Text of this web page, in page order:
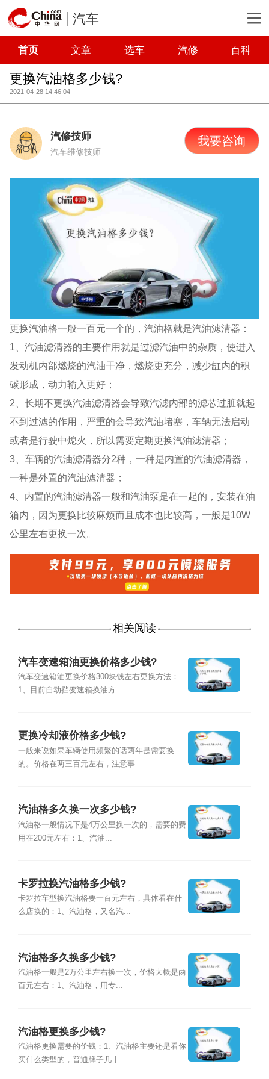
汽车
首页 文章 选车 汽修 百科
更换汽油格多少钱?
2021-04-28 14:46:04
汽修技师
汽车维修技师
我要咨询
更换汽油格一般一百元一个的，汽油格就是汽油滤清器：
1、汽油滤清器的主要作用就是过滤汽油中的杂质，使进入
发动机内部燃烧的汽油干净，燃烧更充分，减少缸内的积
碳形成，动力输入更好；
2、长期不更换汽油滤清器会导致汽滤内部的滤芯过脏就起
不到过滤的作用，严重的会导致汽油堵塞，车辆无法启动
或者是行驶中熄火，所以需要定期更换汽油滤清器；
3、车辆的汽油滤清器分2种，一种是内置的汽油滤清器，
一种是外置的汽油滤清器；
4、内置的汽油滤清器一般和汽油泵是在一起的，安装在油
箱内，因为更换比较麻烦而且成本也比较高，一般是10W
公里左右更换一次。
相关阅读
汽车变速箱油更换价格多少钱?
汽车变速箱油更换价格300块钱左右更换方法：
1、目前自动挡变速箱换油方...
更换冷却液价格多少钱?
一般来说如果车辆使用频繁的话两年是需要换
的。价格在两三百元左右，注意事...
汽油格多久换一次多少钱?
汽油格一般情况下是4万公里换一次的，需要的费
用在200元左右：1、汽油...
卡罗拉换汽油格多少钱?
卡罗拉车型换汽油格要一百元左右，具体看在什
么店换的：1、汽油格，又名汽...
汽油格多久换多少钱?
汽油格一般是2万公里左右换一次，价格大概是两
百元左右：1、汽油格，用专...
汽油格更换多少钱?
汽油格更换需要的价钱：1、汽油格主要还是看你
买什么类型的，普通牌子几十...